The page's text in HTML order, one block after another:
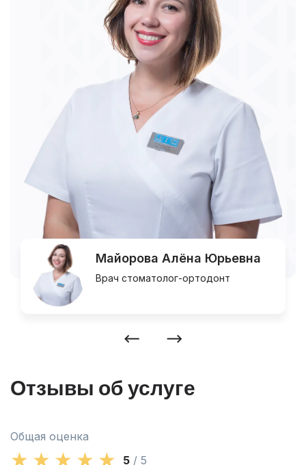
Майорова Алёна Юрьевна
Врач стоматолог-ортодонт
Отзывы об услуге
Общая оценка
5 / 5